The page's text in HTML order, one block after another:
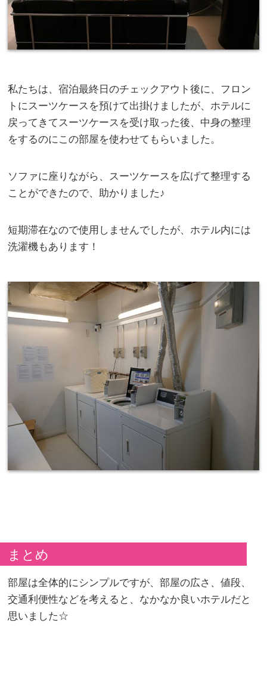
私たちは、宿泊最終日のチェックアウト後に、フロン
トにスーツケースを預けて出掛けましたが、ホテルに
戻ってきてスーツケースを受け取った後、中身の整理
をするのにこの部屋を使わせてもらいました。
ソファに座りながら、スーツケースを広げて整理する
ことができたので、助かりました♪
短期滞在なので使用しませんでしたが、ホテル内には
洗濯機もあります！
まとめ
部屋は全体的にシンプルですが、部屋の広さ、値段、
交通利便性などを考えると、なかなか良いホテルだと
思いました☆